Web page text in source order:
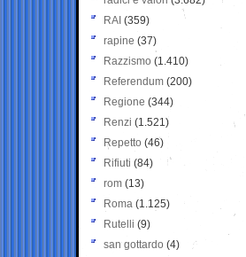
RAI (359)
rapine (37)
Razzismo (1.410)
Referendum (200)
Regione (344)
Renzi (1.521)
Repetto (46)
Rifiuti (84)
rom (13)
Roma (1.125)
Rutelli (9)
san gottardo (4)